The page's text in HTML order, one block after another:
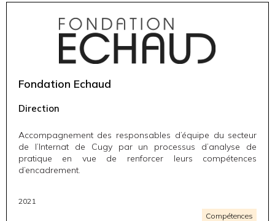
Fondation Echaud
Direction
Accompagnement des responsables d’équipe du secteur
de l’Internat de Cugy par un processus d’analyse de
pratique en vue de renforcer leurs compétences
d’encadrement.
2021
Compétences